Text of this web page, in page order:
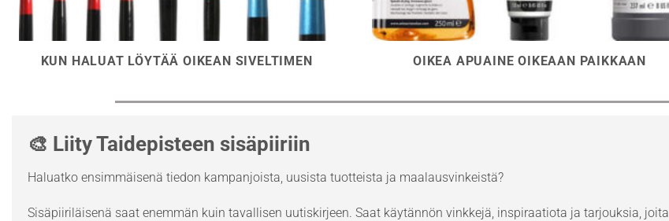
KUN HALUAT LÖYTÄÄ OIKEAN SIVELTIMEN OIKEA APUAINE OIKEAAN PAIKKAAN
🎨 Liity Taidepisteen sisäpiiriin
Haluatko ensimmäisenä tiedon kampanjoista, uusista tuotteista ja maalausvinkeistä?
Sisäpiiriläisenä saat enemmän kuin tavallisen uutiskirjeen. Saat käytännön vinkkejä, inspiraatiota ja tarjouksia, joita